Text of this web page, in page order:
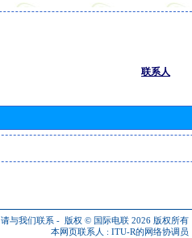
联系人
请与我们联系 - 版权 © 国际电联 2026 版权所有
本网页联系人 : ITU-R的网络协调员